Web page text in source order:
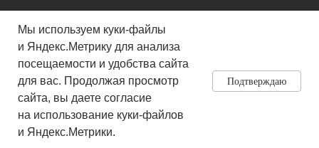
Мы используем куки-файлы
и Яндекс.Метрику для анализа
посещаемости и удобства сайта
для вас. Продолжая просмотр
сайта, вы даете согласие
на использование куки-файлов
и Яндекс.Метрики.
Подтверждаю
Политика обработки персональных
данных
Разработано с 🤍 в NORDER